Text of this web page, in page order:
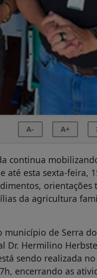
A- A+
continua
até esta sexta-feira,
orientações
da agricultura
município de Serra
Hermilino
sendo realizada
encerrando as